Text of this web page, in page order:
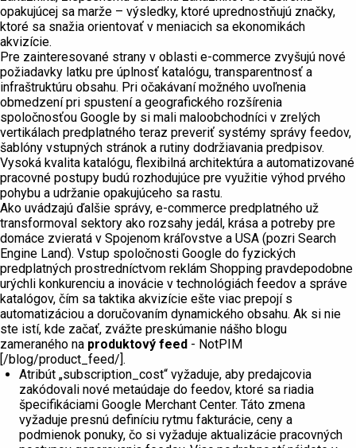
opakujúcej sa marže – výsledky, ktoré uprednostňujú značky,
ktoré sa snažia orientovať v meniacich sa ekonomikách
akvizície.
Pre zainteresované strany v oblasti e-commerce zvyšujú nové
požiadavky latku pre úplnosť katalógu, transparentnosť a
infraštruktúru obsahu. Pri očakávaní možného uvoľnenia
obmedzení pri spustení a geografického rozšírenia
spoločnosťou Google by si mali maloobchodníci v zrelých
vertikálach predplatného teraz preveriť systémy správy feedov,
šablóny vstupných stránok a rutiny dodržiavania predpisov.
Vysoká kvalita katalógu, flexibilná architektúra a automatizované
pracovné postupy budú rozhodujúce pre využitie výhod prvého
pohybu a udržanie opakujúceho sa rastu.
Ako uvádzajú ďalšie správy, e-commerce predplatného už
transformoval sektory ako rozsahy jedál, krása a potreby pre
domáce zvieratá v Spojenom kráľovstve a USA (pozri Search
Engine Land). Vstup spoločnosti Google do fyzických
predplatných prostredníctvom reklám Shopping pravdepodobne
urýchli konkurenciu a inovácie v technológiách feedov a správe
katalógov, čím sa taktika akvizície ešte viac prepojí s
automatizáciou a doručovaním dynamického obsahu. Ak si nie
ste istí, kde začať, zvážte preskúmanie nášho blogu
zameraného na produktový feed - NotPIM
[/blog/product_feed/].
Atribút „subscription_cost“ vyžaduje, aby predajcovia
zakódovali nové metaúdaje do feedov, ktoré sa riadia
špecifikáciami Google Merchant Center. Táto zmena
vyžaduje presnú definíciu rytmu fakturácie, ceny a
podmienok ponuky, čo si vyžaduje aktualizácie pracovných